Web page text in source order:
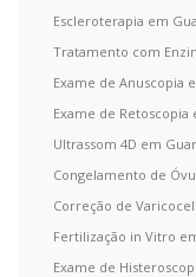
Escleroterapia em
Tratamento com
Exame de Anuscopia
Exame de
Ultrassom 4D em
Congelamento de
Correção de
Fertilização in Vitro
Exame de